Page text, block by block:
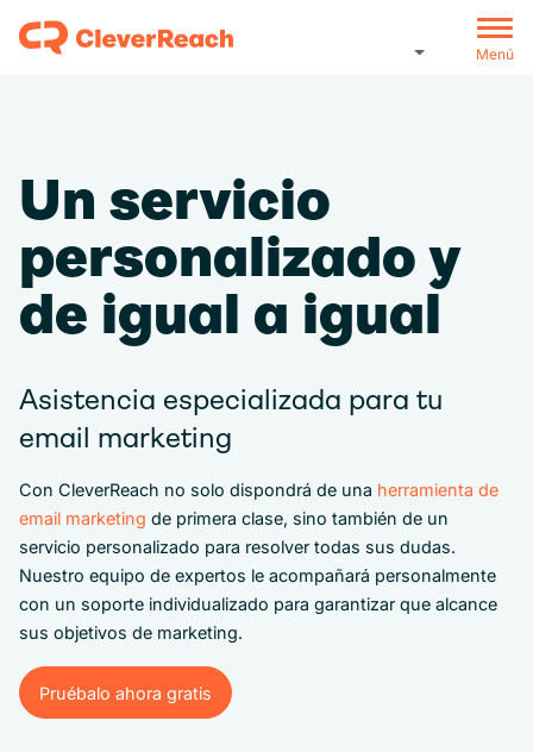
Menú
Un servicio
personalizado y
de igual a igual
Asistencia especializada para tu
email marketing
Con CleverReach no solo dispondrá de una herramienta de
email marketing de primera clase, sino también de un
servicio personalizado para resolver todas sus dudas.
Nuestro equipo de expertos le acompañará personalmente
con un soporte individualizado para garantizar que alcance
sus objetivos de marketing.
Pruébalo ahora gratis
Pruébalo ahora gratis